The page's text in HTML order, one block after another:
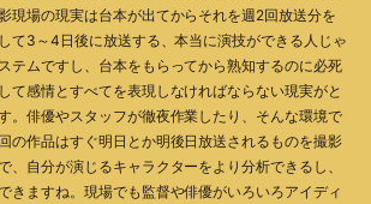
現場の現実は台本が出てからそれを週2回放送分を
て3～4日後に放送する、本当に演技ができる人じゃ
テムですし、台本をもらってから熟知するのに必死
て感情とすべてを表現しなければならない現実がと
。俳優やスタッフが徹夜作業したり、そんな環境で
の作品はすぐ明日とか明後日放送されるものを撮影
、自分が演じるキャラクターをより分析できるし、
きますね。現場でも監督や俳優がいろいろアイディ